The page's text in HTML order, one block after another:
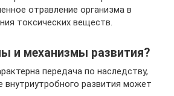
отравление организма в
токсических веществ.
и механизмы развития?
передача по наследству,
внутриутробного развития может